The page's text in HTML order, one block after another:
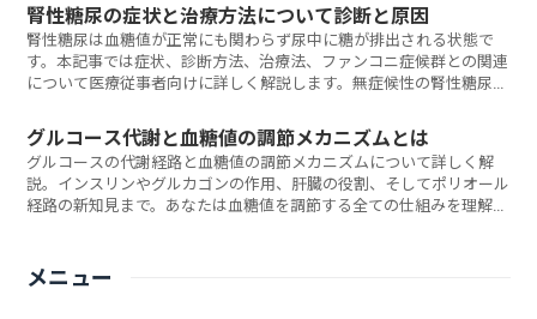
腎性糖尿の症状と治療方法について診断と原因
腎性糖尿は血糖値が正常にも関わらず尿中に糖が排出される状態で
す。本記事では症状、診断方法、治療法、ファンコニ症候群との関連
について医療従事者向けに詳しく解説します。無症候性の腎性糖尿に
グルコース代謝と血糖値の調節メカニズムとは
グルコースの代謝経路と血糖値の調節メカニズムについて詳しく解
説。インスリンやグルカゴンの作用、肝臓の役割、そしてポリオール
経路の新知見まで。あなたは血糖値を調節する全ての仕組みを理解し
メニュー